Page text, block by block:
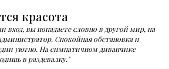
красота
вход, вы попадаете словно в другой мир, на
Спокойная обстановка и
уютно. На симпатичном диванчике
в раздевалку."